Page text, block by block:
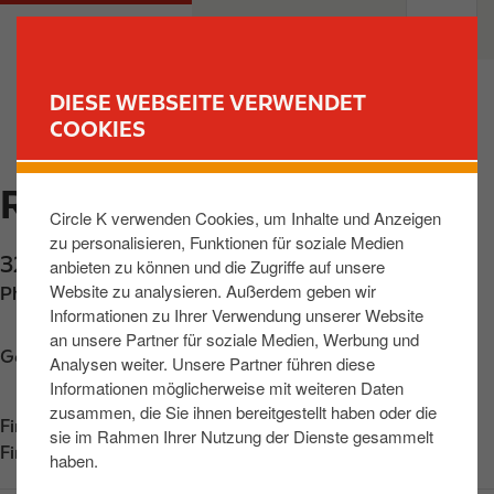
DIESE WEBSEITE VERWENDET
COOKIES
Circle K verwenden Cookies, um Inhalte und Anzeigen
zu personalisieren, Funktionen für soziale Medien
anbieten zu können und die Zugriffe auf unsere
Website zu analysieren. Außerdem geben wir
Informationen zu Ihrer Verwendung unserer Website
an unsere Partner für soziale Medien, Werbung und
Analysen weiter. Unsere Partner führen diese
Informationen möglicherweise mit weiteren Daten
zusammen, die Sie ihnen bereitgestellt haben oder die
sie im Rahmen Ihrer Nutzung der Dienste gesammelt
haben.
u
m
I
n
h
l
M
v
RUMELANGE CENTRE
32, rue des Martyrs,Rumelange,L-3739
Phone: +352562050
Get directions
Find us on
App Store
Find us on